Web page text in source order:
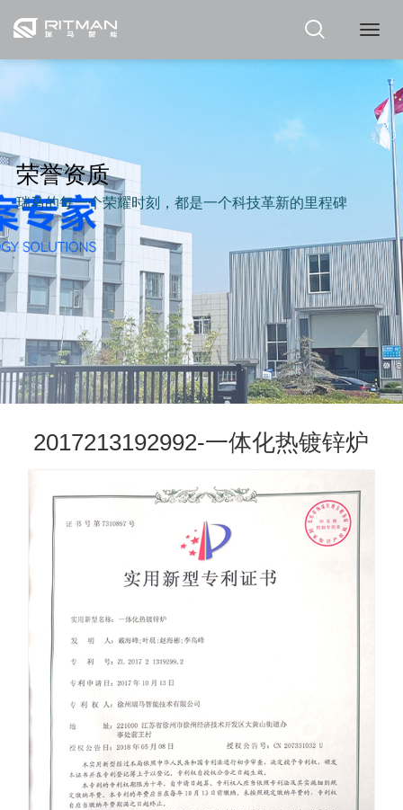
瑞
荣誉资质
瑞马的每一个荣耀时刻，都是一个科技革新的里程碑
2017213192992-一体化热镀锌炉